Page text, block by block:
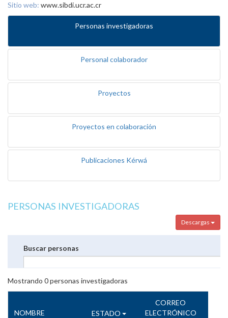
Sitio web: www.sibdi.ucr.ac.cr
Personas investigadoras
Personal colaborador
Proyectos
Proyectos en colaboración
Publicaciones Kérwá
PERSONAS INVESTIGADORAS
Descargas
Buscar personas
Mostrando 0personas investigadoras
NOMBRE ESTADO
CORREO
ELECTRÓNICO